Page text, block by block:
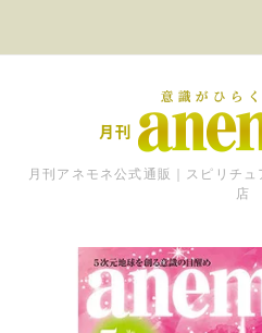
月刊アネモネ公式通販｜スピリチ
店